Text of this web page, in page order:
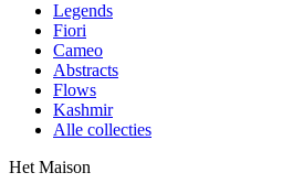
Legends
Fiori
Cameo
Abstracts
Flows
Kashmir
Alle collecties
Het Maison